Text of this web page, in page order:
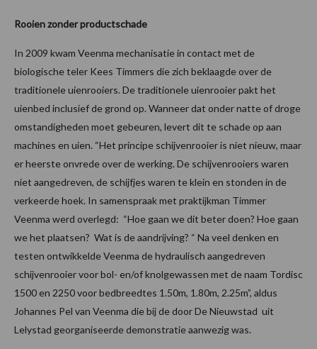
Rooien zonder productschade
In 2009 kwam Veenma mechanisatie in contact met de
biologische teler Kees Timmers die zich beklaagde over de
traditionele uienrooiers. De traditionele uienrooier pakt het
uienbed inclusief de grond op. Wanneer dat onder natte of droge
omstandigheden moet gebeuren, levert dit te schade op aan
machines en uien. “Het principe schijvenrooier is niet nieuw, maar
er heerste onvrede over de werking. De schijvenrooiers waren
niet aangedreven, de schijfjes waren te klein en stonden in de
verkeerde hoek. In samenspraak met praktijkman Timmer
Veenma werd overlegd: “Hoe gaan we dit beter doen? Hoe gaan
we het plaatsen? Wat is de aandrijving? “ Na veel denken en
testen ontwikkelde Veenma de hydraulisch aangedreven
schijvenrooier voor bol- en/of knolgewassen met de naam Tordisc
1500 en 2250 voor bedbreedtes 1.50m, 1.80m, 2.25m”, aldus
Johannes Pel van Veenma die bij de door De Nieuwstad uit
Lelystad georganiseerde demonstratie aanwezig was.